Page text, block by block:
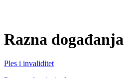
Razna događanja
Ples i invaliditet